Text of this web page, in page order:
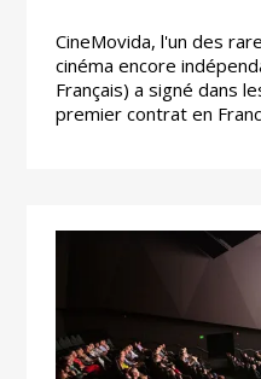
CineMovida, l'un des
cinéma encore
Français) a signé dans
premier contrat en